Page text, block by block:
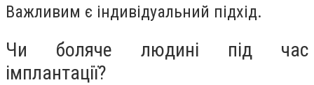
Важливим є індивідуальний підхід.
Чи боляче людині під час
імплантації?